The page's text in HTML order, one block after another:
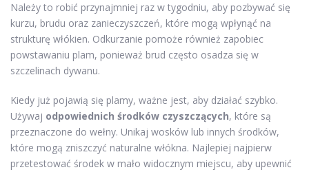
Należy to robić przynajmniej raz w tygodniu, aby pozbywać się
kurzu, brudu oraz zanieczyszczeń, które mogą wpłynąć na
strukturę włókien. Odkurzanie pomoże również zapobiec
powstawaniu plam, ponieważ brud często osadza się w
szczelinach dywanu.
Kiedy już pojawią się plamy, ważne jest, aby działać szybko.
Używaj odpowiednich środków czyszczących, które są
przeznaczone do wełny. Unikaj wosków lub innych środków,
które mogą zniszczyć naturalne włókna. Najlepiej najpierw
przetestować środek w mało widocznym miejscu, aby upewnić